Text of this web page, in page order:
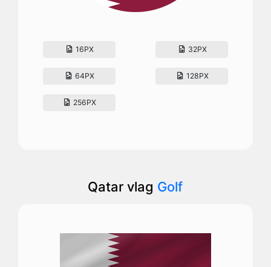
16PX 32PX
64PX 128PX
256PX
Qatar vlag Golf